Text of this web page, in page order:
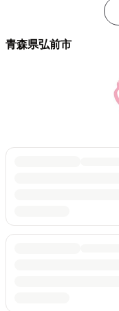
青森県弘前市